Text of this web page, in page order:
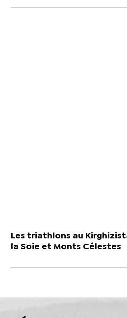
Les triathlons au
la Soie et Monts Célestes